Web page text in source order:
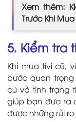
Xem thêm:
Trước Khi Mua
5. Kiểm tra
Khi mua tivi cũ,
bước quan
cũ và tình trạng
giúp bạn đưa ra
được những rủi